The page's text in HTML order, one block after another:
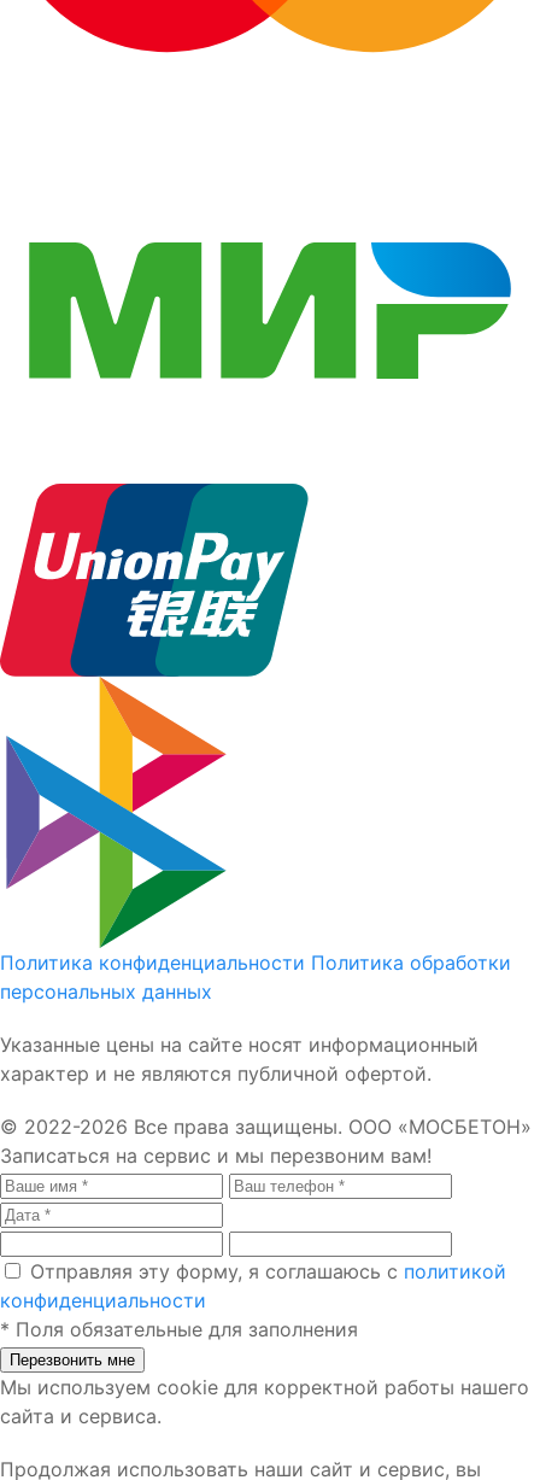
Политика конфиденциальности Политика обработки
персональных данных
Указанные цены на сайте носят информационный
характер и не являются публичной офертой.
© 2022-2026 Все права защищены. ООО «МОСБЕТОН»
Записаться на сервис и мы перезвоним вам!
Отправляя эту форму, я соглашаюсь с политикой
конфиденциальности
* Поля обязательные для заполнения
Перезвонить мне
Мы используем cookie для корректной работы нашего
сайта и сервиса.
Продолжая использовать наши сайт и сервис, вы